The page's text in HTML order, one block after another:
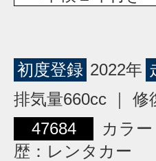
初度登録 2022年
排気量660cc ｜
47684
カラ
歴：レンタカー